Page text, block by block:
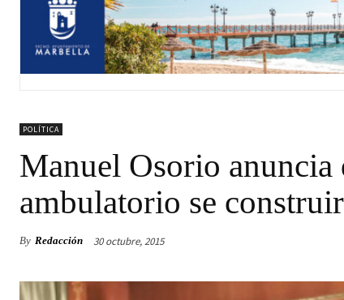
POLÍTICA
Manuel Osorio
ambulatorio se
By Redacción 30 octubre, 2015